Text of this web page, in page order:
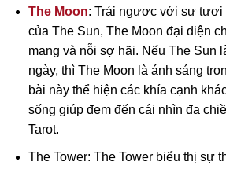
The Moon: Trái ngược với sự tươi
của The Sun, The Moon đại diện
mang và nỗi sợ hãi. Nếu The Sun
ngày, thì The Moon là ánh sáng
bài này thể hiện các khía cạnh
sống giúp đem đến cái nhìn đa
Tarot.
The Tower: The Tower biểu thị sự